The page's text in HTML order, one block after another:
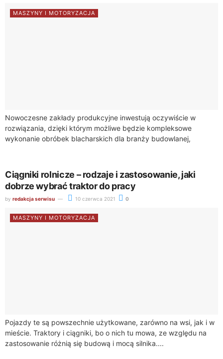
MASZYNY I MOTORYZACJA
Nowoczesne zakłady produkcyjne inwestują oczywiście w
rozwiązania, dzięki którym możliwe będzie kompleksowe
wykonanie obróbek blacharskich dla branży budowlanej,
Ciągniki rolnicze – rodzaje i zastosowanie, jaki
dobrze wybrać traktor do pracy
by redakcja serwisu 10 czerwca 2021 0
MASZYNY I MOTORYZACJA
Pojazdy te są powszechnie użytkowane, zarówno na wsi, jak i w
mieście. Traktory i ciągniki, bo o nich tu mowa, ze względu na
zastosowanie różnią się budową i mocą silnika....